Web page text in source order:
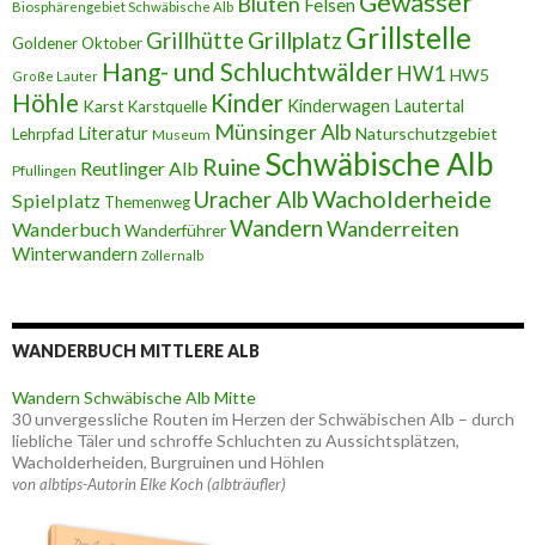
Biosphärengebiet Schwäbische Alb Felsen
Goldener Oktober Grillhütte Grillplatz Grillstelle
Große Lauter Hang- und SchluchtwälderHW1 HW5
Höhle Karst Karstquelle Kinder Kinderwagen Lautertal
Lehrpfad Literatur Museum Münsinger Alb Naturschutzgebiet
Pfullingen Reutlinger Alb Ruine Schwäbische Alb
Spielplatz Themenweg Uracher AlbWacholderheide
WanderbuchWanderführerWandernWanderreiten
Winterwandern Zollernalb
WANDERBUCH MITTLERE ALB
Wandern Schwäbische Alb Mitte
30 unvergessliche Routen im Herzen der Schwäbischen Alb – durch
liebliche Täler und schroffe Schluchten zu Aussichtsplätzen,
Wacholderheiden, Burgruinen und Höhlen
von albtips-Autorin Elke Koch (albträufler)